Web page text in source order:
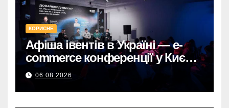
КОРИСНЕ
Афіша івентів в Україні — e-
commerce конференції у Києві,
що формують майбутнє
онлайн-торгівлі.
06.08.2026